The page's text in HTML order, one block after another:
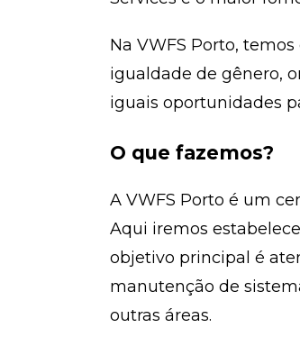
Na VWFS Porto,
igualdade de gênero,
iguais oportunidades
O que fazemos?
A VWFS Porto é um
Aqui iremos
objetivo principal é
manutenção de
outras áreas.